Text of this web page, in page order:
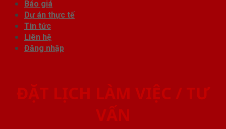
Báo giá
Dự án thực tế
Tin tức
Liên hệ
Đăng nhập
ĐẶT LỊCH LÀM VIỆC / TƯ
VẤN